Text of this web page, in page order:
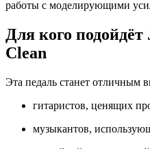
работы с моделирующими
Для кого
Clean
Эта педаль станет отличным
гитаристов, ценящих
музыкантов,